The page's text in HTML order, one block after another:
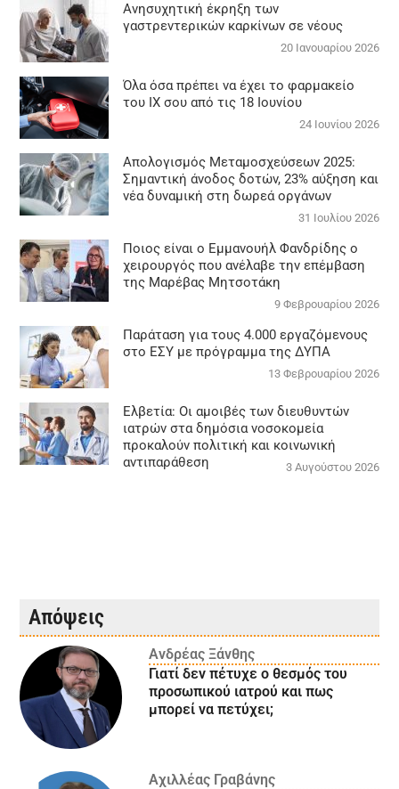
Aνησυχητική έκρηξη των
γαστρεντερικών καρκίνων σε νέους
20 Ιανουαρίου 2026
Όλα όσα πρέπει να έχει το φαρμακείο
του ΙΧ σου από τις 18 Ιουνίου
24 Ιουνίου 2026
Απολογισμός Μεταμοσχεύσεων 2025:
Σημαντική άνοδος δοτών, 23% αύξηση και
νέα δυναμική στη δωρεά οργάνων
31 Ιουλίου 2026
Ποιος είναι ο Εμμανουήλ Φανδρίδης ο
χειρουργός που ανέλαβε την επέμβαση
της Μαρέβας Μητσοτάκη
9 Φεβρουαρίου 2026
Παράταση για τους 4.000 εργαζόμενους
στο ΕΣΥ με πρόγραμμα της ΔΥΠΑ
13 Φεβρουαρίου 2026
Ελβετία: Οι αμοιβές των διευθυντών
ιατρών στα δημόσια νοσοκομεία
προκαλούν πολιτική και κοινωνική
αντιπαράθεση
3 Αυγούστου 2026
Απόψεις
Ανδρέας Ξάνθης
Γιατί δεν πέτυχε ο θεσμός του
προσωπικού ιατρού και πως
μπορεί να πετύχει;
Αχιλλέας Γραβάνης